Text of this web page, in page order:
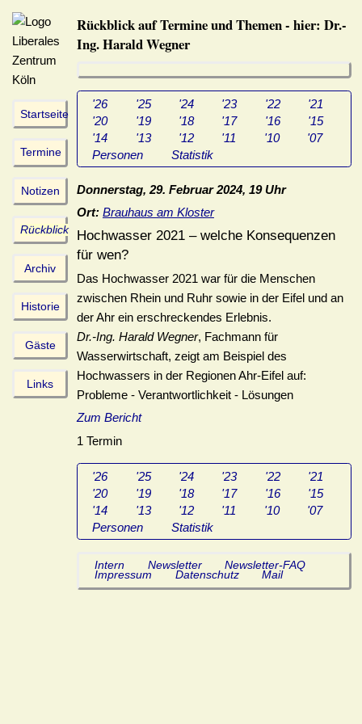
Startseite
Termine
Notizen
Rückblick
Archiv
Historie
Gäste
Links
Rückblick auf Termine und Themen - hier: Dr.-
Ing. Harald Wegner
'26 '25 '24 '23 '22
'21
'20
'19 '18 '17 '16
'15
'14
'13 '12 '11 '10
'07
Personen
Statistik
Donnerstag, 29. Februar 2024, 19 Uhr
Ort: Brauhaus am Kloster
Hochwasser 2021 – welche Konsequenzen
für wen?
Das Hochwasser 2021 war für die Menschen
zwischen Rhein und Ruhr sowie in der Eifel und an
der Ahr ein erschreckendes Erlebnis.
Dr.-Ing. Harald Wegner, Fachmann für
Wasserwirtschaft, zeigt am Beispiel des
Hochwassers in der Regionen Ahr-Eifel auf:
Probleme - Verantwortlichkeit - Lösungen
Zum Bericht
1 Termin
'26 '25 '24 '23 '22
'21
'20
'19 '18 '17 '16
'15
'14
'13 '12 '11 '10
'07
Personen
Statistik
Intern Newsletter
Newsletter-FAQ
Impressum
Datenschutz Mail